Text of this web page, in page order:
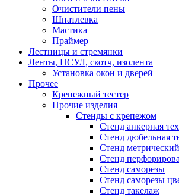
Очистители пены
Шпатлевка
Мастика
Праймер
Лестницы и стремянки
Ленты, ПСУЛ, скотч, изолента
Установка окон и дверей
Прочее
Крепежный тестер
Прочие изделия
Стенды с крепежом
Стенд анкерная
Стенд дюбельная
Стенд
Стенд
Стенд саморезы
Стенд саморезы
Стенд такелаж